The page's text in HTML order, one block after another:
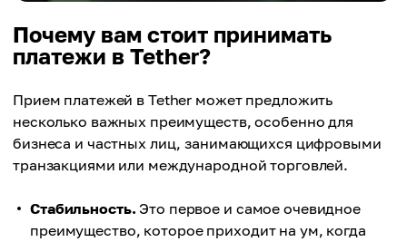
Почему вам стоит принимать
платежи в Tether?
Прием платежей в Tether может предложить
несколько важных преимуществ, особенно для
бизнеса и частных лиц, занимающихся цифровыми
транзакциями или международной торговлей.
Стабильность. Это первое и самое очевидное
преимущество, которое приходит на ум, когда